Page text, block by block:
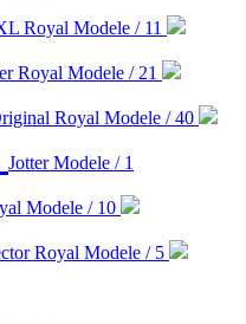
Royal Modele / 11
Royal Modele / 21
Royal Modele / 40
Jotter Modele / 1
Modele / 10
Royal Modele / 5